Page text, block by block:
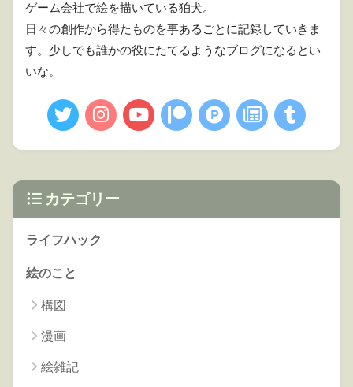
ゲーム会社で絵を描いている狛犬。
日々の創作から得たものを事あるごとに記録していきま
す。少しでも誰かの役にたてるようなブログになるとい
いな。
カテゴリー
ライフハック
絵のこと
構図
漫画
絵雑記